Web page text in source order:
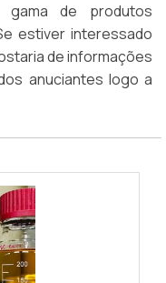
gama de produtos
estiver interessado
de informações
anuciantes logo a